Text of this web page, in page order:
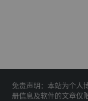
免责声明：本站为个人
册信息及软件的文章仅